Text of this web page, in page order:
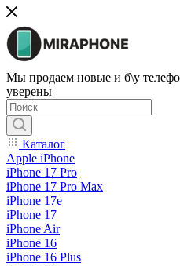
Мы продаем новые и б\у
уверены
Каталог
Apple iPhone
iPhone 17 Pro
iPhone 17 Pro Max
iPhone 17e
iPhone 17
iPhone Air
iPhone 16
iPhone 16 Plus